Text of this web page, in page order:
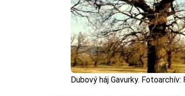
Dubový háj Gavurky. Fotoarchív: